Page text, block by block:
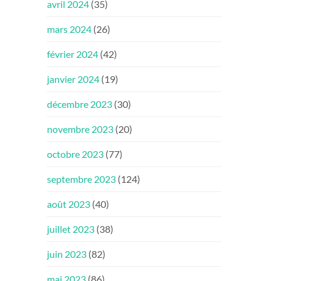
avril 2024 (35)
mars 2024 (26)
février 2024 (42)
janvier 2024 (19)
décembre 2023 (30)
novembre 2023 (20)
octobre 2023 (77)
septembre 2023 (124)
août 2023 (40)
juillet 2023 (38)
juin 2023 (82)
mai 2023 (86)